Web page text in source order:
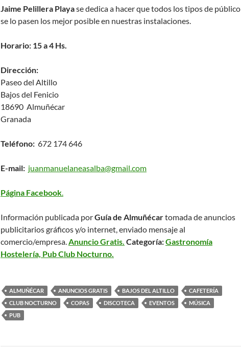
Jaime Pelillera Playase dedica a hacer que todos los tipos de público
se lo pasen los mejor posible en nuestras instalaciones.
Horario: 15 a 4 Hs.
Dirección:
Paseo del Altillo
Bajos del Fenicio
18690 Almuñécar
Granada
Teléfono: 672 174 646
E-mail: juanmanuelaneasalba@gmail.com
Página Facebook.
Información publicada porGuía de Almuñécartomada de anuncios
publicitarios gráficos y/o internet, enviado mensaje al
comercio/empresa.Anuncio Gratis. Categoría:Gastronomía
Hostelería, Pub Club Nocturno.
ALMUÑÉCAR ANUNCIOS GRATIS BAJOS DEL ALTILLO
CAFETERÍA
CLUB NOCTURNO
COPAS DISCOTECA EVENTOS
MÚSICA
PUB